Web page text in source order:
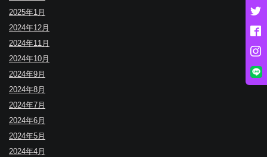
2025年1月
2024年12月
2024年11月
2024年10月
2024年9月
2024年8月
2024年7月
2024年6月
2024年5月
2024年4月